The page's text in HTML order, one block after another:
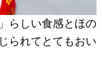
らしい食感とほの
られてとてもおい